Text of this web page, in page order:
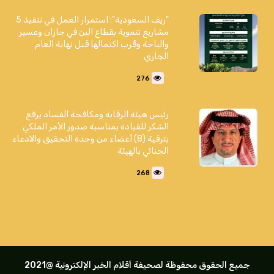
"ريف السعودية": استمرار العمل في تنفيذ 5
مشاريع تنموية بقطاع البن في جازان وعسير
والباحة وقُرب اكتمالها قبل نهاية العام
الجاري
276
رئيس هيئة الرقابة ومكافحة الفساد يرفع
الشكر للقيادة بمناسبة صدور الأمر الملكي
بترقية (8) أعضاء من وحدة التحقيق والادعاء
الجنائي بالهيئة
268
جميع الحقوق محفوظة لصحيفة أقلام الخبر الإلكترونية @2021